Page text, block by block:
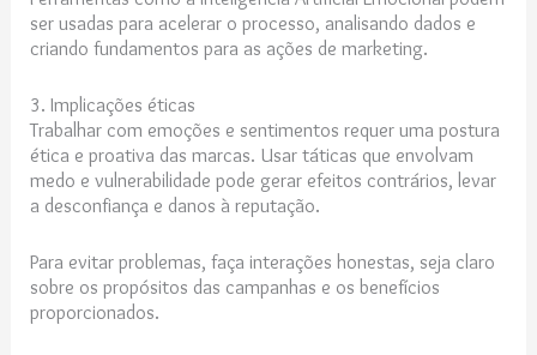
ser usadas para acelerar o processo, analisando dados e
criando fundamentos para as ações de marketing.
3. Implicações éticas
Trabalhar com emoções e sentimentos requer uma postura
ética e proativa das marcas. Usar táticas que envolvam
medo e vulnerabilidade pode gerar efeitos contrários, levar
a desconfiança e danos à reputação.
Para evitar problemas, faça interações honestas, seja claro
sobre os propósitos das campanhas e os benefícios
proporcionados.